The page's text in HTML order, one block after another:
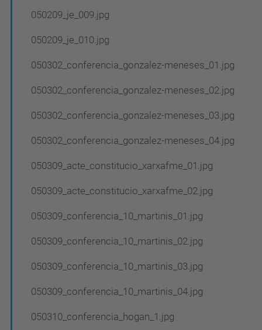
050209_je_009.jpg
050209_je_010.jpg
050302_conferencia_gonzalez-meneses_01.jpg
050302_conferencia_gonzalez-meneses_02.jpg
050302_conferencia_gonzalez-meneses_03.jpg
050302_conferencia_gonzalez-meneses_04.jpg
050309_acte_constitucio_xarxafme_01.jpg
050309_acte_constitucio_xarxafme_02.jpg
050309_conferencia_10_martinis_01.jpg
050309_conferencia_10_martinis_02.jpg
050309_conferencia_10_martinis_03.jpg
050309_conferencia_10_martinis_04.jpg
050310_conferencia_hogan_1.jpg